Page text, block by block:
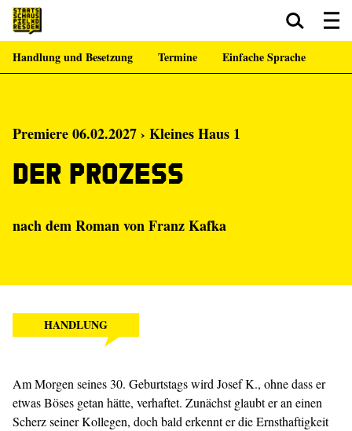
Zum Hauptinhalt springen Zum Footer springen
Handlung und Besetzung Termine Einfache Sprache
Premiere 06.02.2027 › Kleines Haus 1
Der Prozess
nach dem Roman von Franz Kafka
HANDLUNG
Am Morgen seines 30. Geburtstags wird Josef K., ohne dass er
etwas Böses getan hätte, verhaftet. Zunächst glaubt er an einen
Scherz seiner Kollegen, doch bald erkennt er die Ernsthaftigkeit